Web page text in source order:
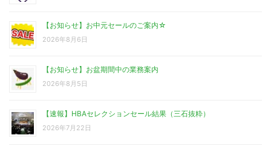
【お知らせ】お中元セールのご案内☆
2026年8月6日
【お知らせ】お盆期間中の業務案内
2026年8月5日
【速報】HBAセレクションセール結果（三石抜粋）
2026年7月22日